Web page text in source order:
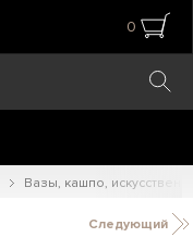
0
Вазы, кашпо,
Следующий